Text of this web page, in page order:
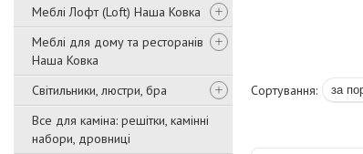
Меблі Лофт (Loft) Наша Ковка
Меблі для дому та ресторанів
Наша Ковка
Світильники, люстри, бра
Все для каміна: решітки, камінні
набори, дровниці